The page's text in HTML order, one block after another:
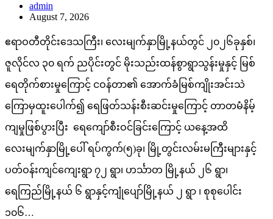
admin
August 7, 2026
ဧရာဝတီတိုင်းဒေသကြီး၊ လေးမျက်နှာမြို့နယ်တွင် ၂၀၂၆ခုနှစ်၊
ဇူလိုင်လ ၃၀ ရက် ညပိုင်းတွင် မိုးသည်းထန်စွာရွာသွန်းမှုနှင့် မြစ်
ရေတိုက်စားမှုကြောင့် ငဝန်တာ၏ အောက်ခံမြစ်ကျိုးအင်းသဲ
ကြောမှထူးပေါက်၍ ရေဖြတ်သန်းစီးဆင်းမှုကြောင့် တာတမံနိမ့်
ကျမှုဖြစ်ပွားပြီး ရေကျော်စီးဝင်ခြင်းကြောင့် ယနေ့အထိ
လေးမျက်နှာမြို့ပေါ် ရပ်ကွက်(၅)ခု၊ မြို့တွင်းလမ်းမကြီးများနှင့်
ပတ်ဝန်းကျင်ကျေးရွာ ၇၂ ရွာ၊ ဟင်္သာတ မြို့နယ် ၂၆ ရွာ၊
ရေကြည်မြို့နယ် ၆ ရွာနှင့်ကျုံပျော်မြို့နယ် ၂ ရွာ ၊ စုစုပေါင်း
၁၀၆…